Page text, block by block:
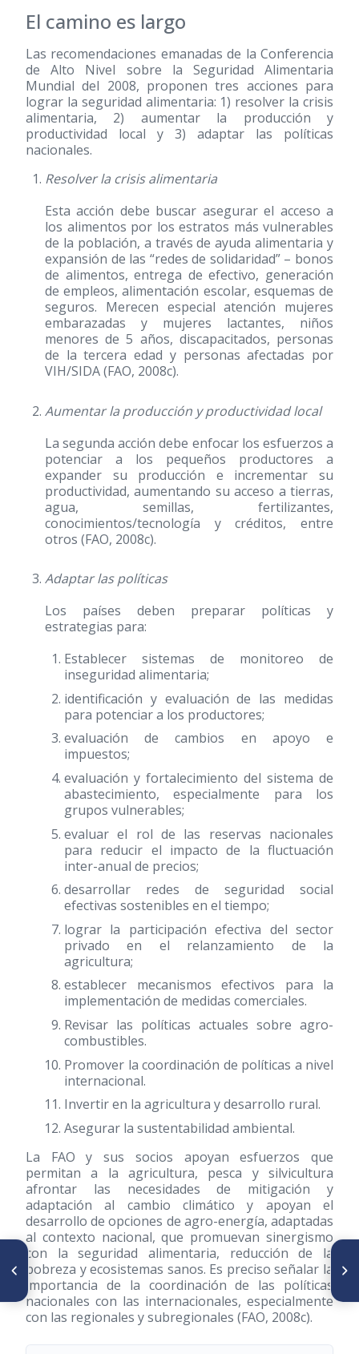
El camino es largo
Las recomendaciones emanadas de la Conferencia
de Alto Nivel sobre la Seguridad Alimentaria
Mundial del 2008, proponen tres acciones para
lograr la seguridad alimentaria: 1) resolver la crisis
alimentaria, 2) aumentar la producción y
productividad local y 3) adaptar las políticas
nacionales.
Resolver la crisis alimentaria
Esta acción debe buscar asegurar el acceso a
los alimentos por los estratos más vulnerables
de la población, a través de ayuda alimentaria y
expansión de las “redes de solidaridad” – bonos
de alimentos, entrega de efectivo, generación
de empleos, alimentación escolar, esquemas de
seguros. Merecen especial atención mujeres
embarazadas y mujeres lactantes, niños
menores de 5 años, discapacitados, personas
de la tercera edad y personas afectadas por
VIH/SIDA (FAO, 2008c).
Aumentar la producción y productividad local
La segunda acción debe enfocar los esfuerzos a
potenciar a los pequeños productores a
expander su producción e incrementar su
productividad, aumentando su acceso a tierras,
agua, semillas, fertilizantes,
conocimientos/tecnología y créditos, entre
otros (FAO, 2008c).
Adaptar las políticas
Los países deben preparar políticas y
estrategias para:
Establecer sistemas de monitoreo de
inseguridad alimentaria;
identificación y evaluación de las medidas
para potenciar a los productores;
evaluación de cambios en apoyo e
impuestos;
evaluación y fortalecimiento del sistema de
abastecimiento, especialmente para los
grupos vulnerables;
evaluar el rol de las reservas nacionales
para reducir el impacto de la fluctuación
inter-anual de precios;
desarrollar redes de seguridad social
efectivas sostenibles en el tiempo;
lograr la participación efectiva del sector
privado en el relanzamiento de la
agricultura;
establecer mecanismos efectivos para la
implementación de medidas comerciales.
Revisar las políticas actuales sobre agro-
combustibles.
Promover la coordinación de políticas a nivel
internacional.
Invertir en la agricultura y desarrollo rural.
Asegurar la sustentabilidad ambiental.
La FAO y sus socios apoyan esfuerzos que
permitan a la agricultura, pesca y silvicultura
afrontar las necesidades de mitigación y
adaptación al cambio climático y apoyan el
desarrollo de opciones de agro-energía, adaptadas
al contexto nacional, que promuevan sinergismo
con la seguridad alimentaria, reducción de la
pobreza y ecosistemas sanos. Es preciso señalar la
importancia de la coordinación de las políticas
nacionales con las internacionales, especialmente
con las regionales y subregionales (FAO, 2008c).
ARTÍCULO ANTERIOR
Editorial
SIGUIENTE ARTÍCULO
Nutrición pública: del enfoque
biomédico a la ciencia
centrada en poblaciones y sus
determinantes